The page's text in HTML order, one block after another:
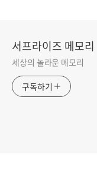
서프라이즈 메모리
세상의 놀라운 메모리
구독하기